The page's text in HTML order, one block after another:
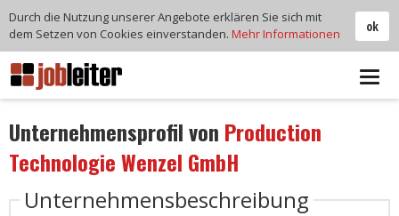
Unternehmensprofil von Production
Technologie Wenzel GmbH
Unternehmensbeschreibung
ok
Durch die Nutzung unserer Angebote erklären Sie sich mit
dem Setzen von Cookies einverstanden. Mehr Informationen